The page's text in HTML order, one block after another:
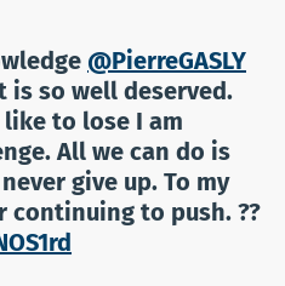
@PierreGASLY
is so well deserved.
to lose I am
All we can do is
give up. To my
continuing to push. ??